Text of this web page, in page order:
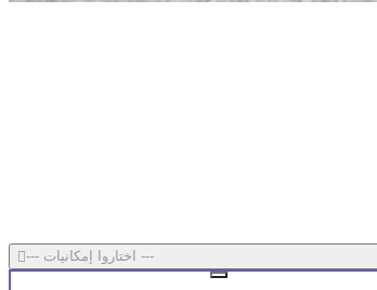
--- اختاروا إمكانيات ---